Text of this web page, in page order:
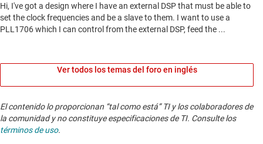
Ver todos los temas del foro en inglés
El contenido lo proporcionan “tal como está” TI y los colaboradores de
la comunidad y no constituye especificaciones de TI. Consulte los
términos de uso.